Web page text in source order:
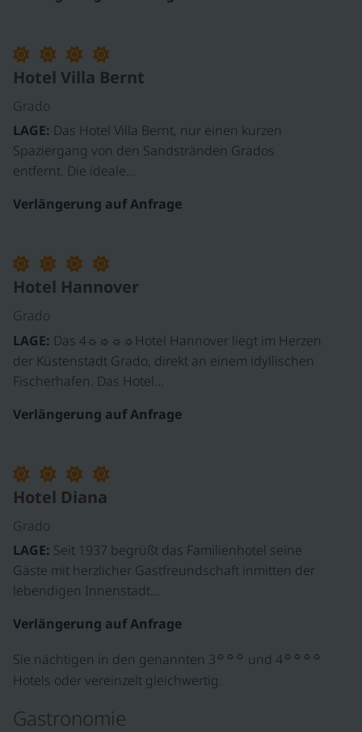
Hotel Villa Bernt
Grado
LAGE: Das Hotel Villa Bernt, nur einen kurzen
Spaziergang von den Sandstränden Grados
entfernt. Die ideale…
Verlängerung auf Anfrage
Hotel Hannover
Grado
LAGE: Das 4☼☼☼☼Hotel Hannover liegt im Herzen
der Küstenstadt Grado, direkt an einem idyllischen
Fischerhafen. Das Hotel…
Verlängerung auf Anfrage
Hotel Diana
Grado
LAGE: Seit 1937 begrüßt das Familienhotel seine
Gäste mit herzlicher Gastfreundschaft inmitten der
lebendigen Innenstadt…
Verlängerung auf Anfrage
Sie nächtigen in den genannten 3☼☼☼ und 4☼☼☼☼
Hotels oder vereinzelt gleichwertig.
Gastronomie